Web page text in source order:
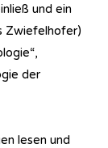
und ein
Zwiefelhofer)
der
lesen und